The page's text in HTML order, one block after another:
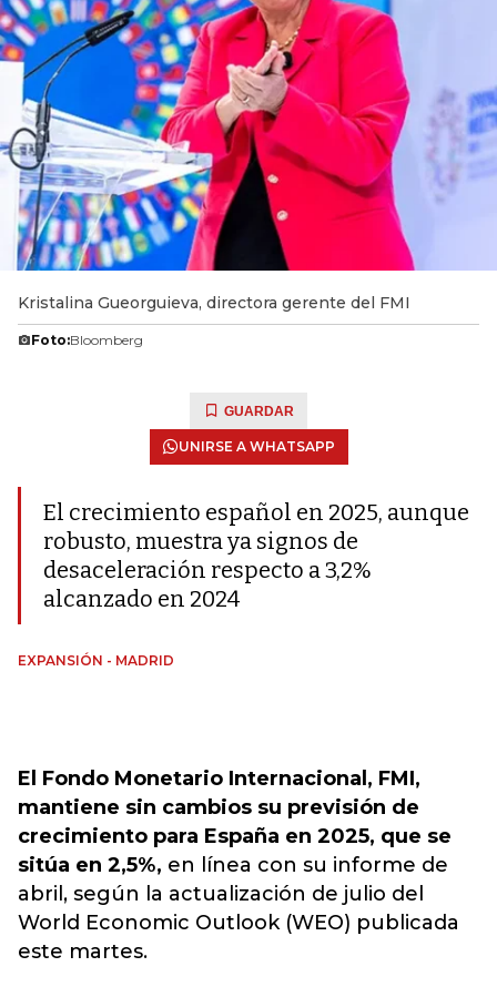
Kristalina Gueorguieva, directora gerente del FMI
Foto:Bloomberg
GUARDAR
UNIRSE A WHATSAPP
El crecimiento español en 2025, aunque
robusto, muestra ya signos de
desaceleración respecto a 3,2%
alcanzado en 2024
EXPANSIÓN - MADRID
El Fondo Monetario Internacional, FMI,
mantiene sin cambios su previsión de
crecimiento para España en 2025, que se
sitúa en 2,5%, en línea con su informe de
abril, según la actualización de julio del
World Economic Outlook (WEO) publicada
este martes.